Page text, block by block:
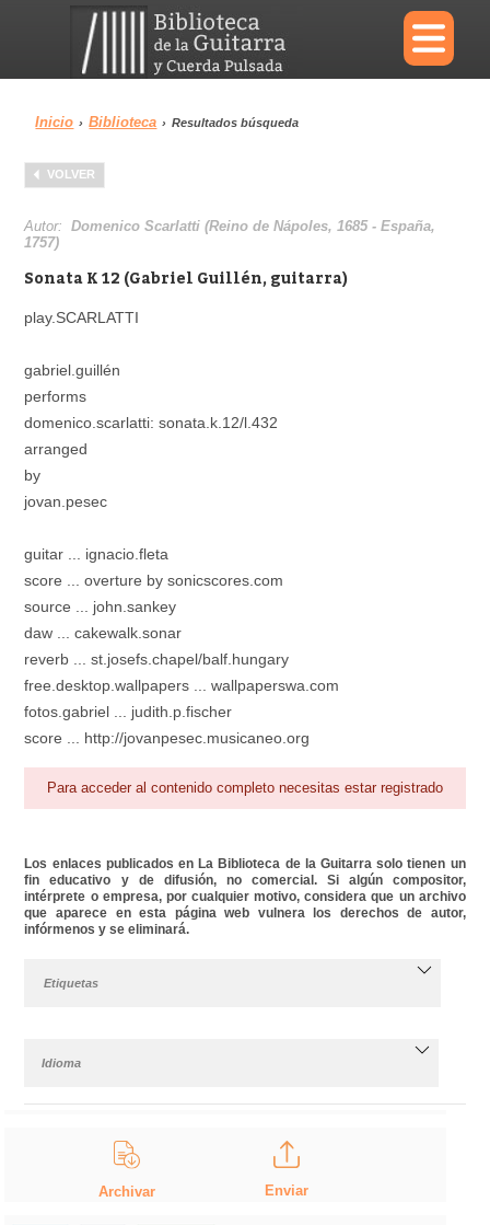
×
Menu
Biblioteca Diccionario
Inicio › Biblioteca › Resultados búsqueda
VOLVER
Autor:Domenico Scarlatti (Reino de Nápoles, 1685 - España,
1757)
Sonata K 12 (Gabriel Guillén, guitarra)
play.SCARLATTI
gabriel.guillén
performs
domenico.scarlatti: sonata.k.12/l.432
arranged
by
jovan.pesec
guitar ... ignacio.fleta
score ... overture by sonicscores.com
source ... john.sankey
daw ... cakewalk.sonar
reverb ... st.josefs.chapel/balf.hungary
free.desktop.wallpapers ... wallpaperswa.com
fotos.gabriel ... judith.p.fischer
score ... http://jovanpesec.musicaneo.org
Para acceder al contenido completo necesitas estar registrado
Los enlaces publicados en La Biblioteca de la Guitarra solo tienen un
fin educativo y de difusión, no comercial. Si algún compositor,
intérprete o empresa, por cualquier motivo, considera que un archivo
que aparece en esta página web vulnera los derechos de autor,
infórmenos y se eliminará.
Etiquetas
Idioma
Archivar Enviar